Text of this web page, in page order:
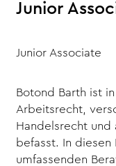
Junior
Junior Associate
Botond Barth ist
Arbeitsrecht,
Handelsrecht und
befasst. In diesen
umfassenden